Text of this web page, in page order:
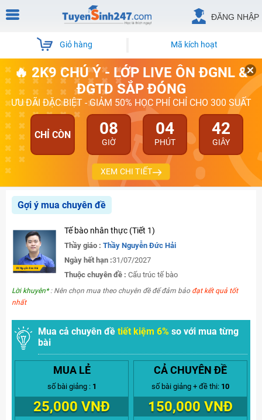
ĐĂNG NHẬP
Giỏ hàng Mã kích hoạt
🔥 2K9 CHÚ Ý - LỚP LIVE ÔN ĐGNL &
ĐGTD SẮP ĐÓNG
ƯU ĐÃI ĐẶC BIỆT - GIẢM 50% HỌC PHÍ CHỈ CHO 300 SUẤT
CHỈ CÒN 08
GIỜ
04
PHÚT
42
GIÂY
XEM CHI TIẾT
Gợi ý mua chuyên đề
Tế bào nhân thực (Tiết 1)
Thầy giáo : Thầy Nguyễn Đức Hải
Ngày hết hạn :31/07/2027
Thuộc chuyên đề : Cấu trúc tế bào
Lời khuyên*: Nên chọn mua theo chuyên đề để đảm bảo đạt kết quả tốt
nhất
Mua cả chuyên đề tiết kiệm 6% so với mua từng
bài
MUA LẺ
số bài giảng : 1
25,000 VNĐ
CẢ CHUYÊN ĐỀ
số bài giảng + đề thi: 10
150,000 VNĐ